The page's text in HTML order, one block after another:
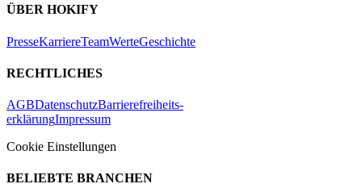
ÜBER HOKIFY
PresseKarriereTeamWerteGeschichte
RECHTLICHES
AGBDatenschutzBarrierefreiheits-
erklärungImpressum
Cookie Einstellungen
BELIEBTE BRANCHEN